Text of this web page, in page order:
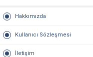
Hakkımızda
Kullanıcı Sözleşmesi
İletişim